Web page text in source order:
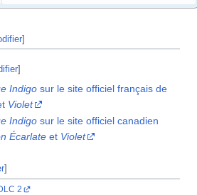
]
]
Indigo sur le site officiel français de
Violet
Indigo sur le site officiel canadien
Écarlate et Violet
]
2